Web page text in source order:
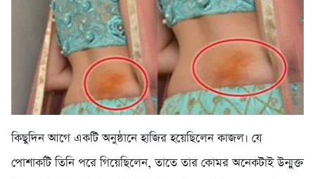
কিছুদিন আগে একটি অনুষ্ঠানে হাজির হয়েছিলেন কাজল। যে
পোশাকটি তিনি পরে গিয়েছিলেন, তাতে তার কোমর অনেকটাই উন্মুক্ত